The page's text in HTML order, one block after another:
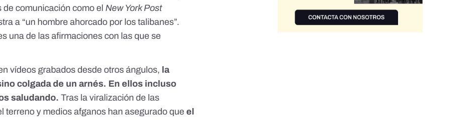
de comunicación como elNew York Post
a “un hombre ahorcado por los talibanes”.
una de las afirmaciones con las que se
vídeos grabados desde otros ángulos, la
colgada de un arnés. En ellos incluso
saludando. Tras la viralización de las
terreno y medios afganos han asegurado queel